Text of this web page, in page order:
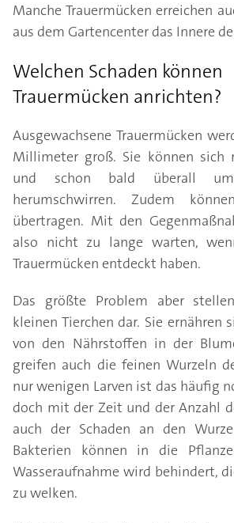
Manche Trauermücken erreichen
aus dem Gartencenter das Innere
Welchen Schaden können
Trauermücken anrichten?
Ausgewachsene Trauermücken
Millimeter groß. Sie können sich
und schon bald überall
herumschwirren. Zudem
übertragen. Mit den
also nicht zu lange warten,
Trauermücken entdeckt haben.
Das größte Problem aber
kleinen Tierchen dar. Sie ernähren
von den Nährstoffen in der
greifen auch die feinen Wurzeln
nur wenigen Larven ist das häufig
doch mit der Zeit und der Anzahl
auch der Schaden an den
Bakterien können in die
Wasseraufnahme wird behindert,
zu welken.